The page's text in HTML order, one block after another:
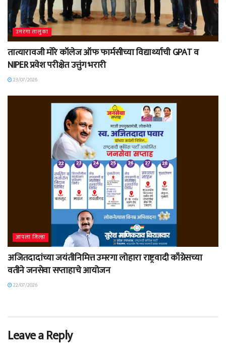
उमरगा तालुका
तात्यारावजी मोरे कॉलेज ऑफ फार्मसीच्या विद्यार्थ्याची GPAT व
NIPER प्रवेश परीक्षेत उत्तुंग भरारी
23/07/2026
आपला जिल्हा
अजितदादांच्या जयंतीनिमित्त उमरगा लोहारा राष्ट्रवादी काँग्रेसच्या
वतीने जनसेवा सप्ताहाचे आयोजन
22/07/2026
Leave a Reply